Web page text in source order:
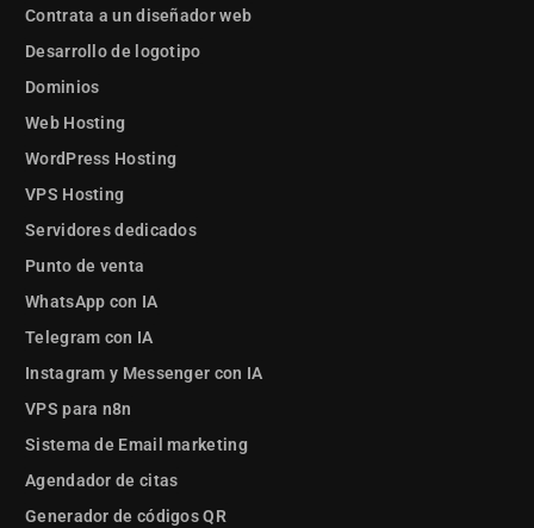
Contrata a un diseñador web
Desarrollo de logotipo
Dominios
Web Hosting
WordPress Hosting
VPS Hosting
Servidores dedicados
Punto de venta
WhatsApp con IA
Telegram con IA
Instagram y Messenger con IA
VPS para n8n
Sistema de Email marketing
Agendador de citas
Generador de códigos QR